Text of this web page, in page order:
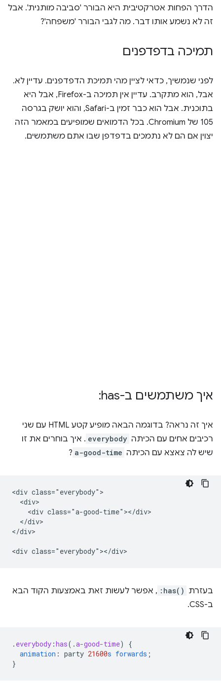
הדרך הפחות אטרקטיבית היא הבורר 'סביבה מותנית'. אבל
זה לא נשמע אותו דבר. מה לגבי הבורר 'משפחה'?
תמיכה בדפדפנים
לפני שנמשיך, כדאי לציין מהי תמיכת הדפדפנים. עדיין לא.
אבל, הוא מתקרב. עדיין אין תמיכה ב-Firefox, אבל היא
בתוכנית. אבל הוא כבר זמין ב-Safari, והוא יושק בגרסה
105 של Chromium. בכל הדמואים שמופיעים במאמר הזה
יצוין אם הם לא נתמכים בדפדפן שבו אתם משתמשים.
איך משתמשים ב-‎ :has
איך זה נראה? בדוגמה הבאה מופיע קטע HTML עם שני
רכיבים אחים עם הכיתה everybody . איך בוחרים את זו
שיש לה צאצא עם הכיתה a-good-time
?
<div class="everybody">
  <div>
    <div class="a-good-time"></div>
  </div>
</div>
בעזרת :has() , אפשר לעשות זאת באמצעות הקוד הבא
ב-CSS.
. everybody :has( .a-good-time)
{
animation : party 21600s forwards ;
}